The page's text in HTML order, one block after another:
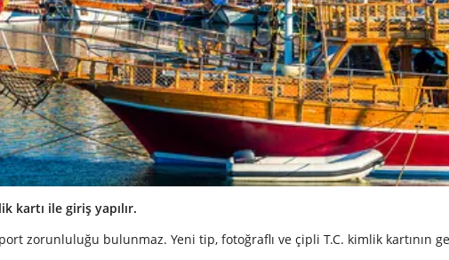
kartı ile giriş yapılır.
zorunluluğu bulunmaz. Yeni tip, fotoğraflı ve çipli T.C. kimlik kartının